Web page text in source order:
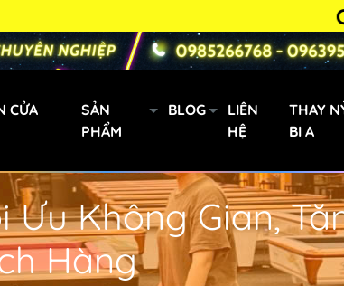
CƠ
CỬA
SẢN
PHẨM
bi a xách tay
Bida Predator
Bàn Bi-a
BLOG
LIÊN
HỆ
THAY
BI A
Không Gian,
Hàng